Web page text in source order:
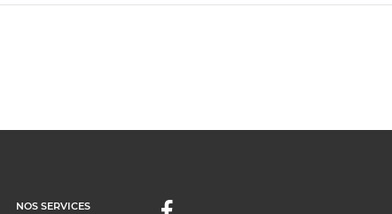
NOS SERVICES Facebook